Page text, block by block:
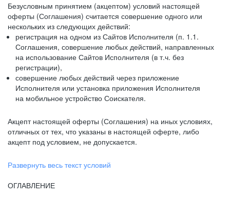
Безусловным принятием (акцептом) условий настоящей
оферты (Соглашения) считается совершение одного или
нескольких из следующих действий:
регистрация на одном из Сайтов Исполнителя (п. 1.1.
Соглашения, совершение любых действий, направленных
на использование Сайтов Исполнителя (в т.ч. без
регистрации),
совершение любых действий через приложение
Исполнителя или установка приложения Исполнителя
на мобильное устройство Соискателя.
Акцепт настоящей оферты (Соглашения) на иных условиях,
отличных от тех, что указаны в настоящей оферте, либо
акцепт под условием, не допускается.
Развернуть весь текст условий
ОГЛАВЛЕНИЕ